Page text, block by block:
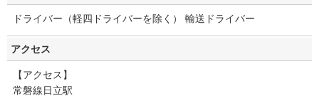
ドライバー（軽四ドライバーを除く） 輸送ドライバー
アクセス
【アクセス】
常磐線日立駅